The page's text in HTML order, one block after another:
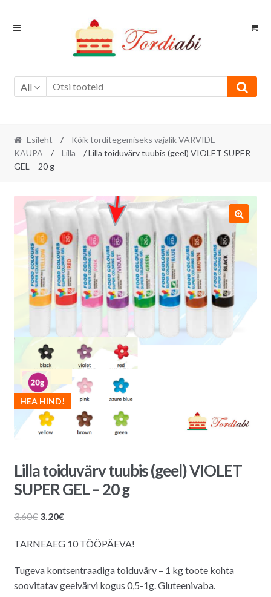
Skip
Skip
All
Esileht /
Kõik torditegemiseks vajalik VÄRVIDE
KAUPA
/ Lilla
/ Lilla toiduvärv tuubis (geel) VIOLET SUPER
GEL – 20 g
HEA HIND!
Lilla toiduvärv tuubis (geel) VIOLET
SUPER GEL – 20 g
3.60€ Algne
oli:
3.20€Praegune
on:
TARNEAEG 10 TÖÖPÄEVA!
Tugeva kontsentraadiga toiduvärv – 1 kg toote kohta
soovitatav geelvärvi kogus 0,5-1g. Gluteenivaba.